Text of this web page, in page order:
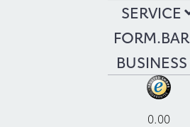
SERVICE
FORM.BAR
BUSINESS
0.00